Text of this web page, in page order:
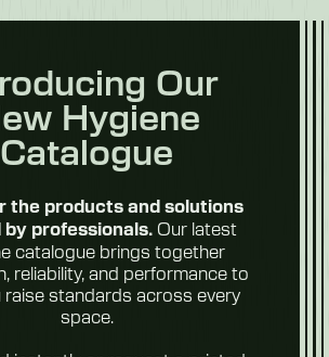
Our
Hygiene
Catalogue
the products and solutions
professionals. Our latest
catalogue brings together
reliability, and performance to
raise standards across every
space.